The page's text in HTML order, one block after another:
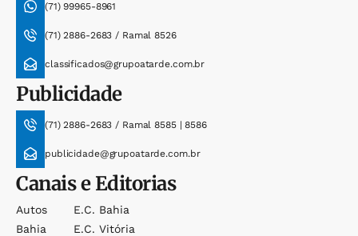
(71) 99965-8961
(71) 2886-2683 / Ramal 8526
classificados@grupoatarde.com.br
Publicidade
(71) 2886-2683 / Ramal 8585 | 8586
publicidade@grupoatarde.com.br
Canais e Editorias
Autos
Bahia
E.c. Bahia
E.c. Vitória